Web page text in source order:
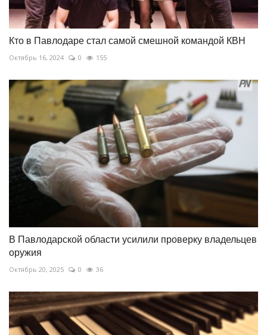
Кто в Павлодаре стал самой смешной командой КВН
Октябрь 16, 2024 0 155
В Павлодарской области усилили проверку владельцев
оружия
Октябрь 20, 2025 0 36